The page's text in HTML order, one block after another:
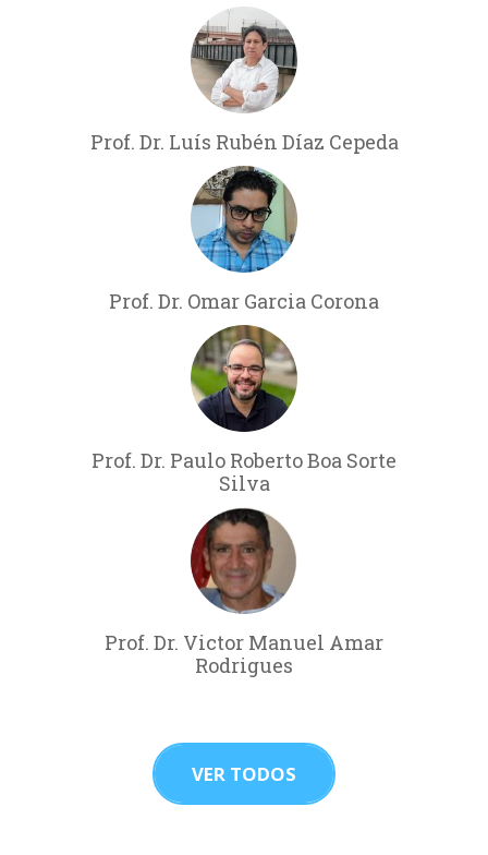
Prof. Dr. Luís Rubén Díaz Cepeda
Prof. Dr. Omar Garcia Corona
Prof. Dr. Paulo Roberto Boa Sorte
Silva
Prof. Dr. Victor Manuel Amar
Rodrigues
VER TODOS